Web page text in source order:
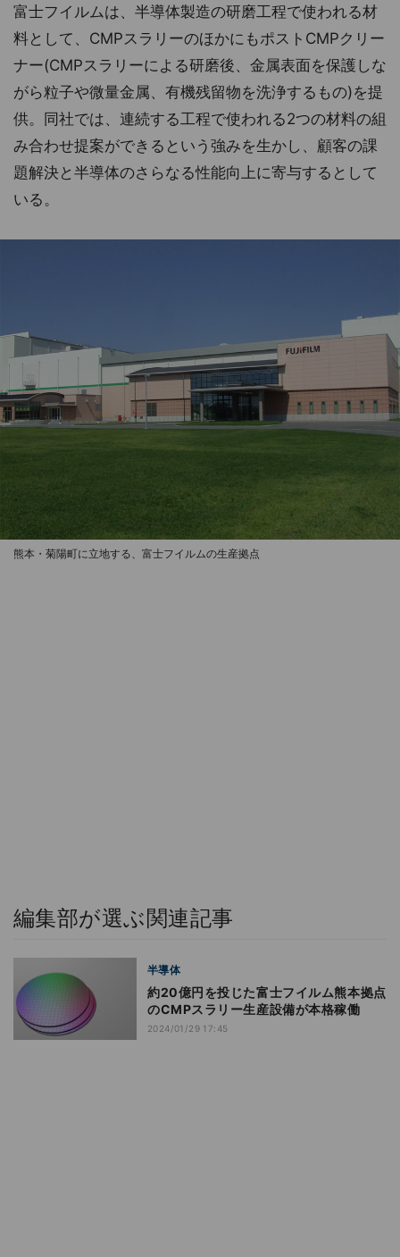
富士フイルムは、半導体製造の研磨工程で使われる材
料として、CMPスラリーのほかにもポストCMPクリー
ナー(CMPスラリーによる研磨後、金属表面を保護しな
がら粒子や微量金属、有機残留物を洗浄するもの)を提
供。同社では、連続する工程で使われる2つの材料の組
み合わせ提案ができるという強みを生かし、顧客の課
題解決と半導体のさらなる性能向上に寄与するとして
いる。
熊本・菊陽町に立地する、富士フイルムの生産拠点
編集部が選ぶ関連記事
半導体
約20億円を投じた富士フイルム熊本拠点
のCMPスラリー生産設備が本格稼働
2024/01/29 17:45